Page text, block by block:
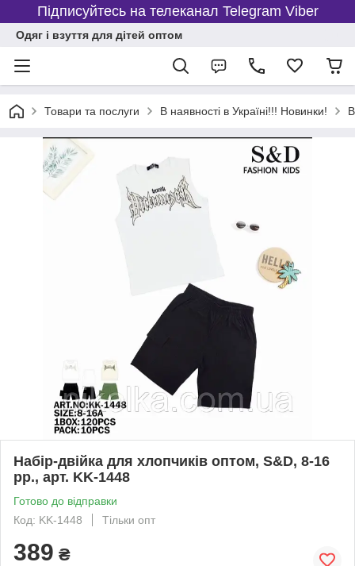
Підписуйтесь на телеканал Telegram Viber
Одяг і взуття для дітей оптом
Товари та послуги В наявності в Україні!!! Новинки!
Набір-двійка для хлопчиків оптом, S&D, 8-16
рр., арт. KK-1448
Готово до відправки
Код: KK-1448
Тільки опт
389 ₴